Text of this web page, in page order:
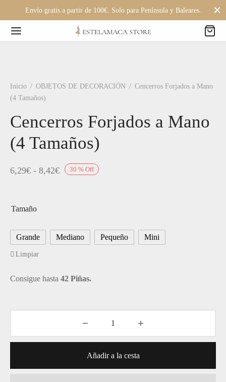
Envío gratis a partir de 100€. Solo para Península y Baleares.
Inicio / OBJETOS DE DECORACIÓN / Cencerros Forjados a Mano
(4 Tamaños)
Cencerros Forjados a Mano
(4 Tamaños)
30 % Off
6,29€ - 8,42€Rango
6,29€
hasta
Tamaño
Grande Mediano Pequeño Mini
Limpiar
Consigue hasta 42 Piñas.
Añadir a la cesta